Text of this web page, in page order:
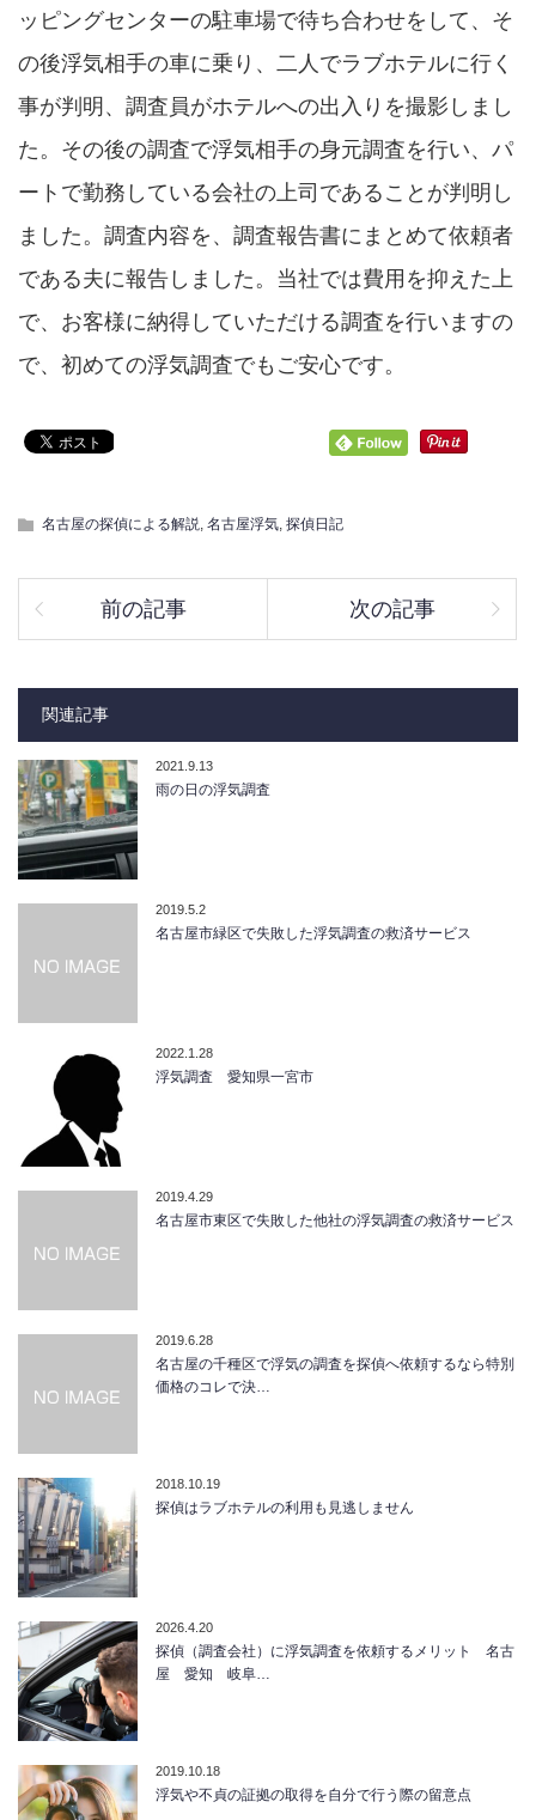
ッピングセンターの駐車場で待ち合わせをして、そ
の後浮気相手の車に乗り、二人でラブホテルに行く
事が判明、調査員がホテルへの出入りを撮影しまし
た。その後の調査で浮気相手の身元調査を行い、パ
ートで勤務している会社の上司であることが判明し
ました。調査内容を、調査報告書にまとめて依頼者
である夫に報告しました。当社では費用を抑えた上
で、お客様に納得していただける調査を行いますの
で、初めての浮気調査でもご安心です。
名古屋の探偵による解説 名古屋浮気 探偵日記
前の記事 次の記事
関連記事
2021.9.13
雨の日の浮気調査
2019.5.2
名古屋市緑区で失敗した浮気調査の救済サービス
2022.1.28
浮気調査 愛知県一宮市
2019.4.29
名古屋市東区で失敗した他社の浮気調査の救済サービス
2019.6.28
名古屋の千種区で浮気の調査を探偵へ依頼するなら特別
価格のコレで決…
2018.10.19
探偵はラブホテルの利用も見逃しません
2026.4.20
探偵（調査会社）に浮気調査を依頼するメリット 名古
屋 愛知 岐阜…
2019.10.18
浮気や不貞の証拠の取得を自分で行う際の留意点